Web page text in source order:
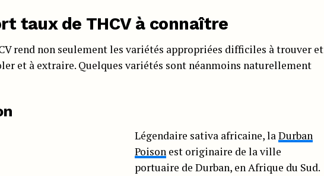
taux de THCV à connaître
rend non seulement les variétés appropriées difficiles à trouver et
et à extraire. Quelques variétés sont néanmoins naturellement
Légendaire sativa africaine, laDurban
Poison est originaire de la ville
portuaire de Durban, en Afrique du Sud.